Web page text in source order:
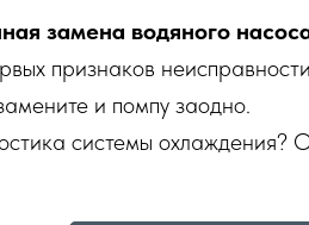
замена водяного
признаков
и помпу заодно.
системы охлаждения?